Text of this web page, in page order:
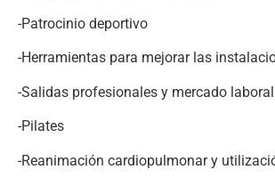
-Patrocinio deportivo
-Herramientas para mejorar las
-Salidas profesionales y mercado
-Pilates
-Reanimación cardiopulmonar y